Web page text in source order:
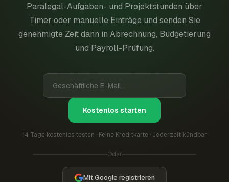
Paralegal-Aufgaben- und Projektstunden über
Timer oder manuelle Einträge und senden Sie
genehmigte Zeit dann in Abrechnung, Budgetierung
und Payroll-Prüfung.
Kostenlos starten
14 Tage kostenlos testen · Keine Kreditkarte · Jederzeit kündbar
Oder
Mit Google registrieren